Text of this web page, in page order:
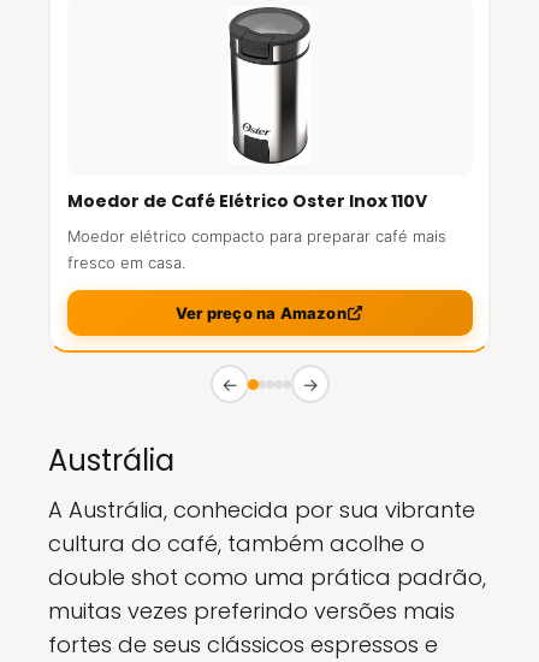
Moedor de Café Elétrico Oster Inox 110V
Moedor elétrico compacto para preparar café mais
fresco em casa.
Ver preço na Amazon
← →
Austrália
A Austrália, conhecida por sua vibrante
cultura do café, também acolhe o
double shot como uma prática padrão,
muitas vezes preferindo versões mais
fortes de seus clássicos espressos e